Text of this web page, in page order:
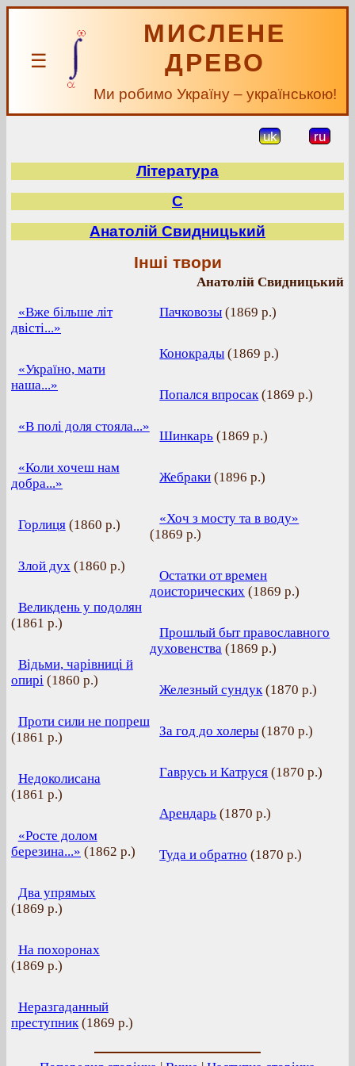
☰
МИСЛЕНЕ
ДРЕВО
Ми робимо Україну – українською!
uk ru
Література
С
Анатолій Свидницький
Інші твори
Анатолій Свидницький
«Вже більше літ
двісті...»
«Україно, мати
наша...»
«В полі доля стояла...»
«Коли хочеш нам
добра...»
Горлиця (1860 р.)
Злой дух (1860 р.)
Великдень у подолян
(1861 р.)
Відьми, чарівниці й
опирі (1860 р.)
Проти сили не попреш
(1861 р.)
Недоколисана
(1861 р.)
«Росте долом
березина...» (1862 р.)
Два упрямых
(1869 р.)
На похоронах
(1869 р.)
Неразгаданный
преступник (1869 р.)
Пачковозы (1869 р.)
Конокрады (1869 р.)
Попался впросак (1869 р.)
Шинкарь (1869 р.)
Жебраки (1896 р.)
«Хоч з мосту та в воду»
(1869 р.)
Остатки от времен
доисторических (1869 р.)
Прошлый быт православного
духовенства (1869 р.)
Железный сундук (1870 р.)
За год до холеры (1870 р.)
Гаврусь и Катруся (1870 р.)
Арендарь (1870 р.)
Туда и обратно (1870 р.)